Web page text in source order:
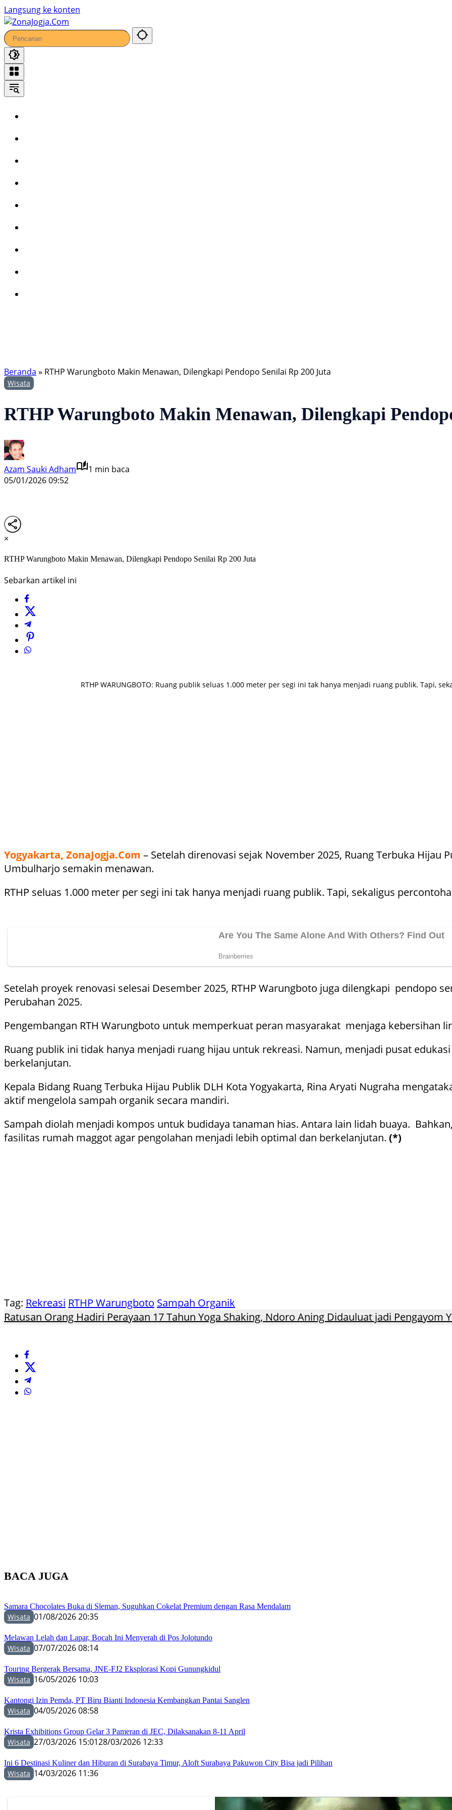
Langsung ke konten
Beranda » RTHP Warungboto Makin Menawan, Dilengkapi Pendopo Senilai Rp 200 Juta
Wisata
RTHP Warungboto Makin Menawan, Dilengkapi
Azam Sauki Adham
1 min baca
05/01/2026 09:52
×
RTHP Warungboto Makin Menawan, Dilengkapi Pendopo Senilai Rp 200 Juta
Sebarkan artikel ini
RTHP WARUNGBOTO: Ruang publik seluas 1.000 meter per segi ini tak hanya menjadi ruang publik. Tapi,
Yogyakarta, ZonaJogja.Com – Setelah direnovasi sejak November 2025, Ruang Terbuka Hijau
Umbulharjo semakin menawan.
RTHP seluas 1.000 meter per segi ini tak hanya menjadi ruang publik. Tapi, sekaligus
Setelah proyek renovasi selesai Desember 2025, RTHP Warungboto juga dilengkapi pendopo
Perubahan 2025.
Pengembangan RTH Warungboto untuk memperkuat peran masyarakat menjaga kebersihan
Ruang publik ini tidak hanya menjadi ruang hijau untuk rekreasi. Namun, menjadi pusat
berkelanjutan.
Kepala Bidang Ruang Terbuka Hijau Publik DLH Kota Yogyakarta, Rina Aryati Nugraha
aktif mengelola sampah organik secara mandiri.
Sampah diolah menjadi kompos untuk budidaya tanaman hias. Antara lain lidah buaya.
fasilitas rumah maggot agar pengolahan menjadi lebih optimal dan berkelanjutan. (*)
Tag: Rekreasi RTHP Warungboto Sampah Organik
Ratusan Orang Hadiri Perayaan 17 Tahun Yoga Shaking, Ndoro Aning Didauluat jadi Pengayom
BACA JUGA
Samara Chocolates Buka di Sleman, Suguhkan Cokelat Premium dengan Rasa Mendalam
Wisata 01/08/2026 20:35
Melawan Lelah dan Lapar, Bocah Ini Menyerah di Pos Jolotundo
Wisata 07/07/2026 08:14
Touring Bergerak Bersama, JNE-FJ2 Eksplorasi Kopi Gunungkidul
Wisata 16/05/2026 10:03
Kantongi Izin Pemda, PT Biru Bianti Indonesia Kembangkan Pantai Sanglen
Wisata 04/05/2026 08:58
Krista Exhibitions Group Gelar 3 Pameran di JEC, Dilaksanakan 8-11 April
Wisata 27/03/2026 15:0128/03/2026 12:33
Ini 6 Destinasi Kuliner dan Hiburan di Surabaya Timur, Aloft Surabaya Pakuwon City Bisa jadi Pilihan
Wisata 14/03/2026 11:36